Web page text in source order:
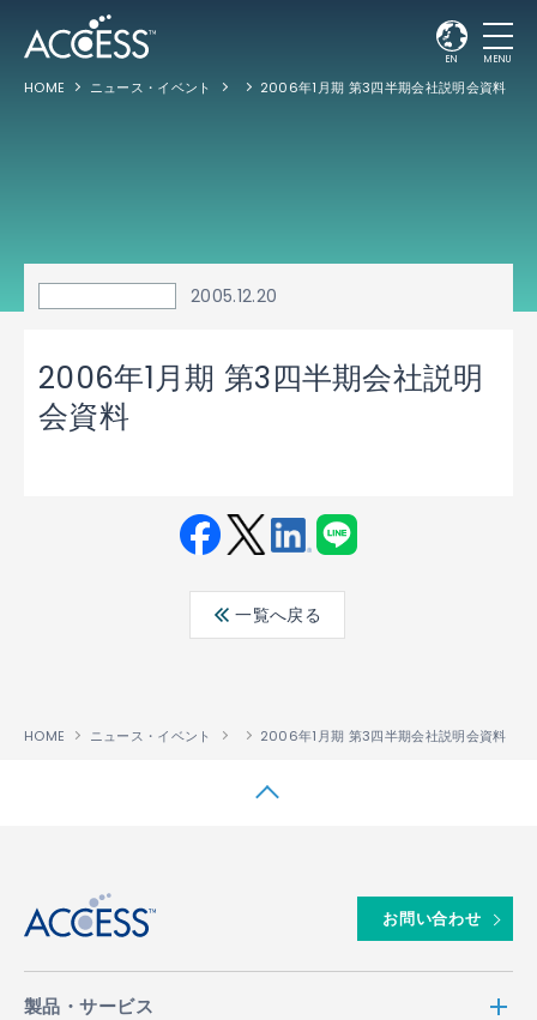
EN MENU
HOME ニュース・イベント 2006年1月期 第3四半期会社説明会資料
2005.12.20
2006年1月期 第3四半期会社説明
会資料
ebo ter
edin
一覧へ戻る
HOME ニュース・イベント 2006年1月期 第3四半期会社説明会資料
お問い合わせ
製品・サービス